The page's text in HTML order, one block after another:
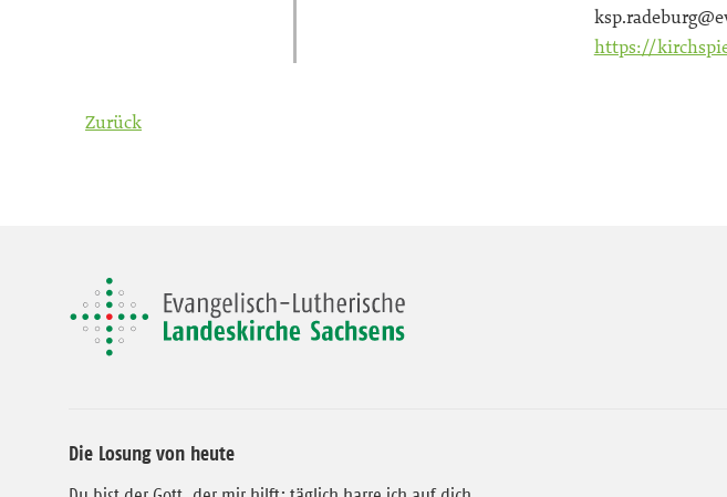
https://
Zurück
Die Losung von heute